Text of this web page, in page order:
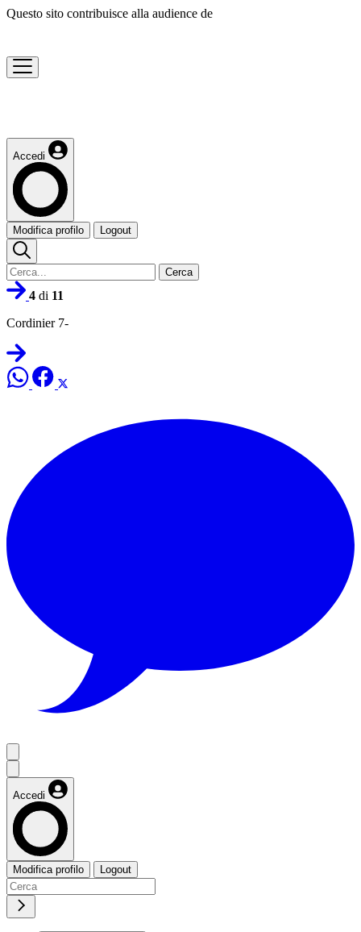
Questo sito contribuisce alla audience de
Accedi
Modifica profilo Logout
Cerca
4 di 11
Cordinier 7-
Accedi
Modifica profilo Logout